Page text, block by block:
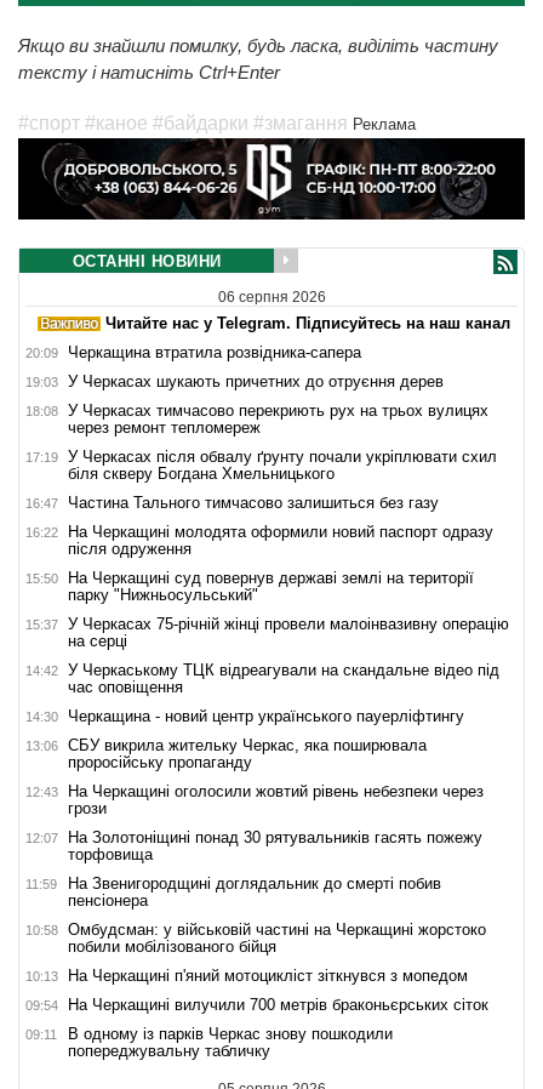
Якщо ви знайшли помилку, будь ласка, виділіть частину
тексту і натисніть Ctrl+Enter
#спорт #каное #байдарки #змагання Реклама
ОСТАННІ НОВИНИ
06 серпня 2026
Читайте нас у Telegram. Підписуйтесь на наш канал
20:09 Черкащина втратила розвідника-сапера
19:03 У Черкасах шукають причетних до отруєння дерев
18:08
У Черкасах тимчасово перекриють рух на трьох вулицях
через ремонт тепломереж
17:19
У Черкасах після обвалу ґрунту почали укріплювати схил
біля скверу Богдана Хмельницького
16:47 Частина Тального тимчасово залишиться без газу
16:22
На Черкащині молодята оформили новий паспорт одразу
після одруження
15:50
На Черкащині суд повернув державі землі на території
парку "Нижньосульський"
15:37
У Черкасах 75-річній жінці провели малоінвазивну операцію
на серці
14:42
У Черкаському ТЦК відреагували на скандальне відео під
час оповіщення
14:30 Черкащина - новий центр українського пауерліфтингу
13:06
СБУ викрила жительку Черкас, яка поширювала
проросійську пропаганду
12:43
На Черкащині оголосили жовтий рівень небезпеки через
грози
12:07
На Золотоніщині понад 30 рятувальників гасять пожежу
торфовища
11:59
На Звенигородщині доглядальник до смерті побив
пенсіонера
10:58
Омбудсман: у військовій частині на Черкащині жорстоко
побили мобілізованого бійця
10:13 На Черкащині п'яний мотоцикліст зіткнувся з мопедом
09:54 На Черкащині вилучили 700 метрів браконьєрських сіток
09:11
В одному із парків Черкас знову пошкодили
попереджувальну табличку